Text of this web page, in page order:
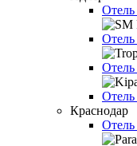
Отель
Отель
Отель
Отель
Краснодар
Отель